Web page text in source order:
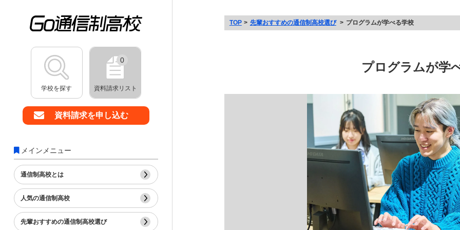
学校を探す
0
資料請求リスト
資料請求を申し込む
メインメニュー
通信制高校とは
人気の通信制高校
先輩おすすめの通信制高校選び
TOP 先輩おすすめの通信制高校選び プログラムが学べる学校
プログラムが学